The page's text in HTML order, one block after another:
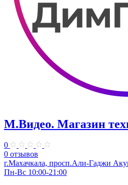
М.Видео. Магазин
0
0 отзывов
г.Махачкала, просп.Али-Гаджи
Пн-Вс 10:00-21:00